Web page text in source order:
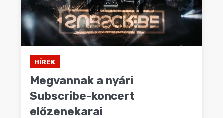
HÍREK
Megvannak a nyári
Subscribe-koncert
előzenekarai